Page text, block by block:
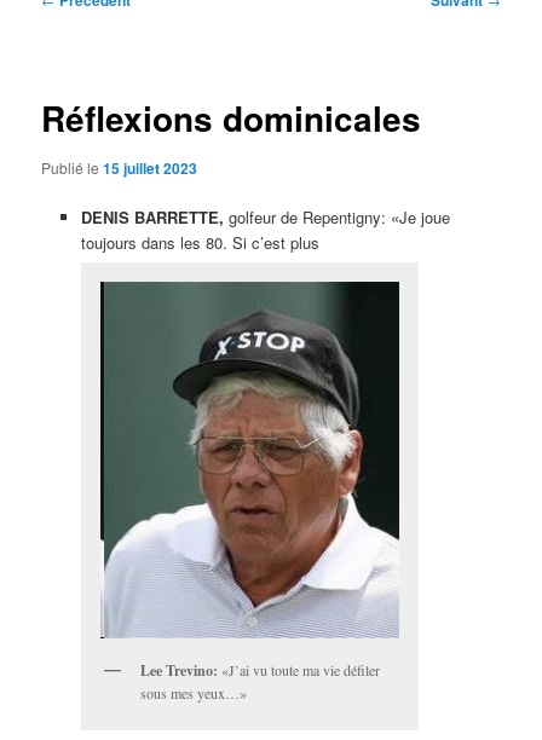
Réflexions dominicales
Publié le15 juillet 2023
DENIS BARRETTE, golfeur de Repentigny: «Je joue
toujours dans les 80. Si c’est plus
Lee Trevino: «J’ai vu toute ma vie défiler
sous mes yeux…»